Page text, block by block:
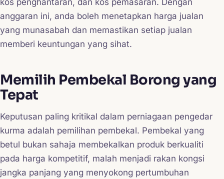
anggaran ini, anda boleh menetapkan harga jualan
yang munasabah dan memastikan setiap jualan
memberi keuntungan yang sihat.
Memilih Pembekal Borong yang
Tepat
Keputusan paling kritikal dalam perniagaan pengedar
kurma adalah pemilihan pembekal. Pembekal yang
betul bukan sahaja membekalkan produk berkualiti
pada harga kompetitif, malah menjadi rakan kongsi
jangka panjang yang menyokong pertumbuhan